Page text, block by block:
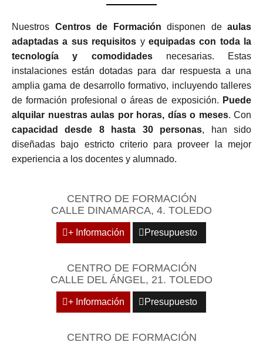
Nuestros Centros de Formación disponen de aulas
adaptadas a sus requisitos y equipadas con toda la
tecnología y comodidadesnecesarias. Estas
instalaciones están dotadas para dar respuesta a una
amplia gama de desarrollo formativo, incluyendo talleres
de formación profesional o áreas de exposición. Puede
alquilar nuestras aulas por horas, días o meses. Con
capacidad desde 8 hasta 30 personas, han sido
diseñadas bajo estricto criterio para proveer la mejor
experiencia a los docentes y alumnado.
CENTRO DE FORMACIÓN
CALLE DINAMARCA, 4. TOLEDO
+ Información Presupuesto
CENTRO DE FORMACIÓN
CALLE DEL ÁNGEL, 21. TOLEDO
+ Información Presupuesto
CENTRO DE FORMACIÓN